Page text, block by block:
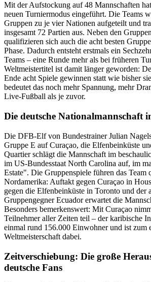
Mit der Aufstockung auf 48 Mannschaften
neuen Turniermodus eingeführt. Die Teams
Gruppen zu je vier Nationen aufgeteilt und
insgesamt 72 Partien aus. Neben den
qualifizieren sich auch die acht besten
Phase. Dadurch entsteht erstmals ein
Teams – eine Runde mehr als bei früheren
Weltmeistertitel ist damit länger geworden:
Ende acht Spiele gewinnen statt wie bisher
bedeutet das noch mehr Spannung, mehr
Live-Fußball als je zuvor.
Die deutsche Nationalmannschaft
Die DFB-Elf von Bundestrainer Julian
Gruppe E auf Curaçao, die Elfenbeinküste
Quartier schlägt die Mannschaft im
im US-Bundesstaat North Carolina auf, im
Estate". Die Gruppenspiele führen das Team
Nordamerika: Auftakt gegen Curaçao in
gegen die Elfenbeinküste in Toronto und der
Gruppengegner Ecuador erwartet die
Besonders bemerkenswert: Mit Curaçao
Teilnehmer aller Zeiten teil – der karibische
einmal rund 156.000 Einwohner und ist zum
Weltmeisterschaft dabei.
Zeitverschiebung: Die große
deutsche Fans